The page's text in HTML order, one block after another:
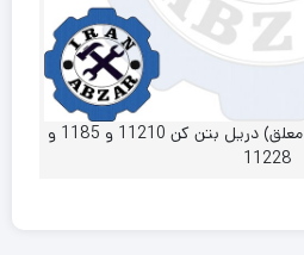
پیستون ضربه زن ( ضربه زن معلق) دریل بتن کن 11210 و 1185 و
11228